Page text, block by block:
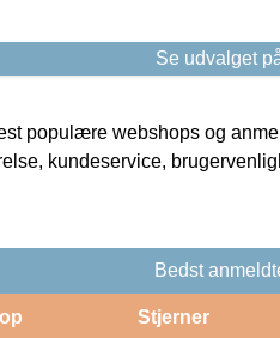
Se udvalget
populære webshops og
kundeservice,
Bedst
Stjerner